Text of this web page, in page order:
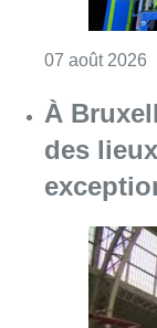
06 août 2026